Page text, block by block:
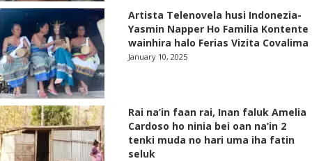
Artista Telenovela husi Indonezia-
Yasmin Napper Ho Familia Kontente
wainhira halo Ferias Vizita Covalima
January 10, 2025
Rai na’in faan rai, Inan faluk Amelia
Cardoso ho ninia bei oan na’in 2
tenki muda no hari uma iha fatin
seluk